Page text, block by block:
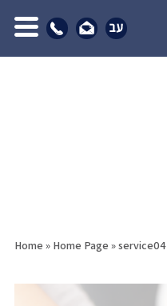
Home » Home Page »service04